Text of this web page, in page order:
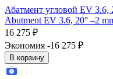
Абатмент угловой EV
Abutment EV 3.6, 20° –2
16 275 ₽
Экономия -16 275 ₽
В корзину